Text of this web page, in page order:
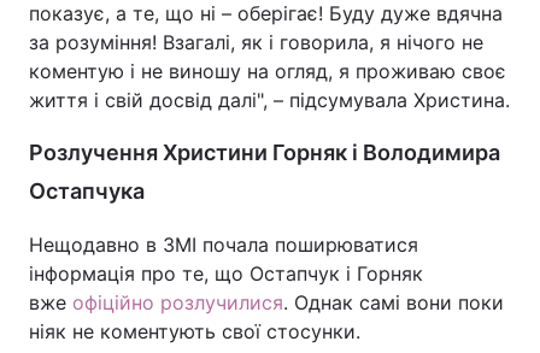
Тема оформлення
показує, а те, що ні – оберігає! Буду дуже вдячна
за розуміння! Взагалі, як і говорила, я нічого не
коментую і не виношу на огляд, я проживаю своє
життя і свій досвід далі", – підсумувала Христина.
Розлучення Христини Горняк і Володимира
Остапчука
Нещодавно в ЗМІ почала поширюватися
інформація про те, що Остапчук і Горняк
вже офіційно розлучилися. Однак самі вони поки
ніяк не коментують свої стосунки.